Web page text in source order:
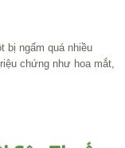
bị ngấm quá nhiều
chứng như hoa mắt,